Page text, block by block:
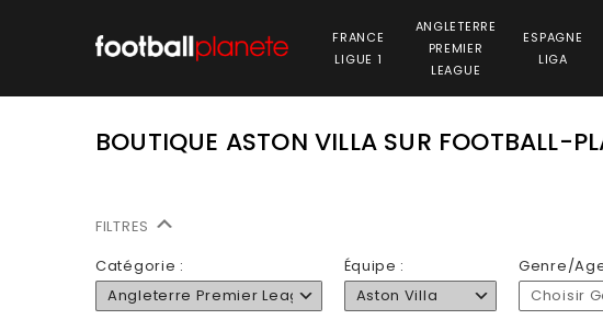
FRANCE
LIGUE 1
ANGLETERRE
PREMIER
LEAGUE
ESPAGNE
LIGA
BOUTIQUE ASTON VILLA SUR FOOTBALL-
FILTRES
Catégorie :
Angleterre Premier League
Équipe :
Aston Villa
Genre/
Choisir